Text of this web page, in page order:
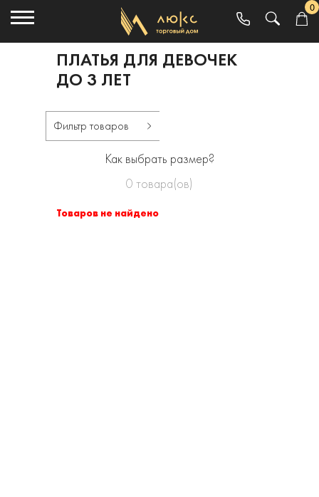
0
ПЛАТЬЯ ДЛЯ ДЕВОЧЕК
ДО 3 ЛЕТ
Фильтр товаров
Как выбрать размер?
0 товара(ов)
Товаров не найдено